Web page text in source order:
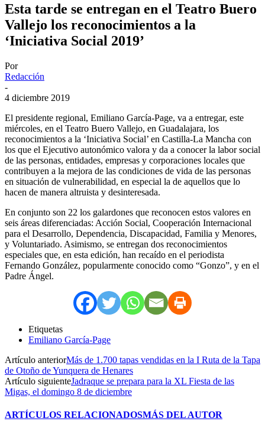
Esta tarde se entregan en el Teatro Buero
Vallejo los reconocimientos a la
‘Iniciativa Social 2019’
Por
Redacción
-
4 diciembre 2019
El presidente regional, Emiliano García-Page, va a entregar, este
miércoles, en el Teatro Buero Vallejo, en Guadalajara, los
reconocimientos a la ‘Iniciativa Social’ en Castilla-La Mancha con
los que el Ejecutivo autonómico valora y da a conocer la labor social
de las personas, entidades, empresas y corporaciones locales que
contribuyen a la mejora de las condiciones de vida de las personas
en situación de vulnerabilidad, en especial la de aquellos que lo
hacen de manera altruista y desinteresada.
En conjunto son 22 los galardones que reconocen estos valores en
seis áreas diferenciadas: Acción Social, Cooperación Internacional
para el Desarrollo, Dependencia, Discapacidad, Familia y Menores,
y Voluntariado. Asimismo, se entregan dos reconocimientos
especiales que, en esta edición, han recaído en el periodista
Fernando González, popularmente conocido como “Gonzo”, y en el
Padre Ángel.
Etiquetas
Emiliano García-Page
Artículo anteriorMás de 1.700 tapas vendidas en la I Ruta de la Tapa
de Otoño de Yunquera de Henares
Artículo siguienteJadraque se prepara para la XL Fiesta de las
Migas, el domingo 8 de diciembre
ARTÍCULOS RELACIONADOSMÁS DEL AUTOR